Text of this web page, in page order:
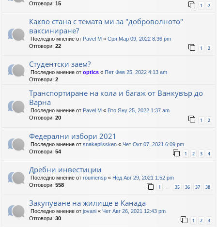
Отговори: 15 1 2
Какво стана с темата ми за "доброволното"
ваксиниране?
Последно мнение от Pavel M « Сря Мар 09, 2022 8:36 pm
Отговори: 22 1 2
Студентски заем?
Последно мнение от optics « Пет Фев 25, 2022 4:13 am
Отговори: 2
Транспортиране на кола и багаж от Ванкувър до
Варна
Последно мнение от Pavel M « Вто Яну 25, 2022 1:37 am
Отговори: 20 1 2
Федерални избори 2021
Последно мнение от snakeplissken « Чет Окт 07, 2021 6:09 pm
Отговори: 54 1 2 3 4
Дребни инвестиции
Последно мнение от roumensp « Нед Авг 29, 2021 1:52 pm
Отговори: 558 1 35 36 37 38
Закупуване на жилище в Канада
Последно мнение от jovani « Чет Авг 26, 2021 12:43 pm
Отговори: 30 1 2 3